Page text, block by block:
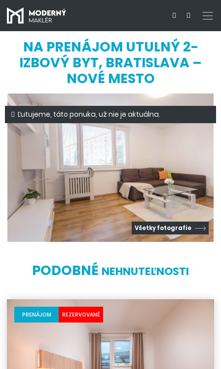
NA PRENÁJOM UTULNÝ 2-
IZBOVÝ BYT, BRATISLAVA –
NOVÉ MESTO
Ľutujeme, táto ponuka, už nie je aktuálna.
Všetky fotografie
PODOBNÉ NEHNUTEĽNOSTI
PRENÁJOM REZERVOVANÉ